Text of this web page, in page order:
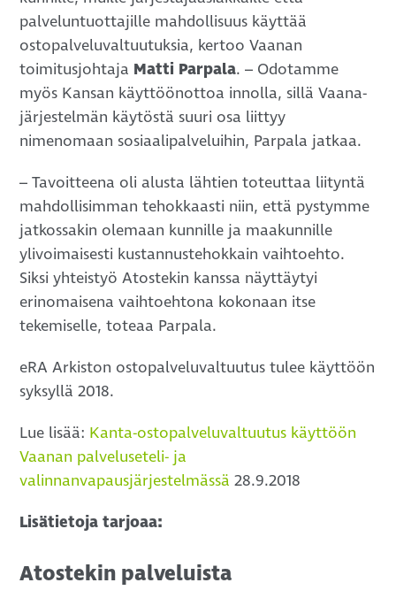
palveluntuottajille mahdollisuus käyttää
ostopalveluvaltuutuksia, kertoo Vaanan
toimitusjohtaja Matti Parpala. – Odotamme
myös Kansan käyttöönottoa innolla, sillä Vaana-
järjestelmän käytöstä suuri osa liittyy
nimenomaan sosiaalipalveluihin, Parpala jatkaa.
– Tavoitteena oli alusta lähtien toteuttaa liityntä
mahdollisimman tehokkaasti niin, että pystymme
jatkossakin olemaan kunnille ja maakunnille
ylivoimaisesti kustannustehokkain vaihtoehto.
Siksi yhteistyö Atostekin kanssa näyttäytyi
erinomaisena vaihtoehtona kokonaan itse
tekemiselle, toteaa Parpala.
eRA Arkiston ostopalveluvaltuutus tulee käyttöön
syksyllä 2018.
Lue lisää: Kanta-ostopalveluvaltuutus käyttöön
Vaanan palveluseteli- ja
valinnanvapausjärjestelmässä 28.9.2018
Lisätietoja tarjoaa:
Atostekin palveluista